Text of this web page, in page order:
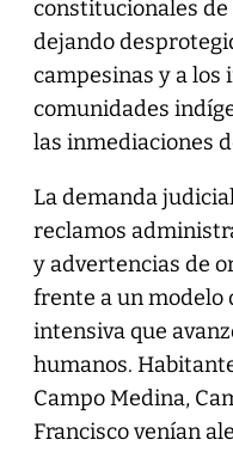
constitucionales
dejando
campesinas y a los
comunidades
las inmediaciones
La demanda
reclamos
y advertencias de
frente a un modelo
intensiva que
humanos.
Campo Medina,
Francisco venían